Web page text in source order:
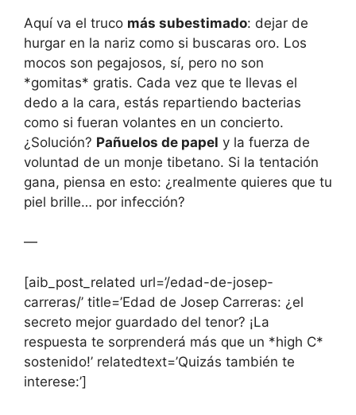
Aquí va el truco más subestimado: dejar de
hurgar en la nariz como si buscaras oro. Los
mocos son pegajosos, sí, pero no son
*gomitas* gratis. Cada vez que te llevas el
dedo a la cara, estás repartiendo bacterias
como si fueran volantes en un concierto.
¿Solución? Pañuelos de papel y la fuerza de
voluntad de un monje tibetano. Si la tentación
gana, piensa en esto: ¿realmente quieres que tu
piel brille… por infección?
—
[aib_post_related url=’/edad-de-josep-
carreras/’ title=’Edad de Josep Carreras: ¿el
secreto mejor guardado del tenor? ¡La
respuesta te sorprenderá más que un *high C*
sostenido!’ relatedtext=’Quizás también te
interese:’]